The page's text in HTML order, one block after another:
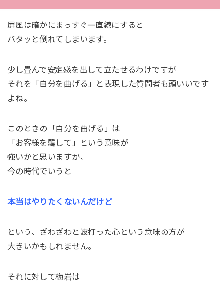
屏風は確かにまっすぐ一直線にすると
パタッと倒れてしまいます。
少し畳んで安定感を出して立たせるわけですが
それを「自分を曲げる」と表現した質問者も頭いいです
よね。
このときの「自分を曲げる」は
「お客様を騙して」という意味が
強いかと思いますが、
今の時代でいうと
本当はやりたくないんだけど
という、ざわざわと波打った心という意味の方が
大きいかもしれません。
それに対して梅岩は